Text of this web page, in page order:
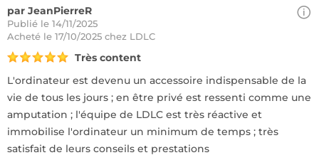
par JeanPierreR
Publié le 14/11/2025
Acheté le 17/10/2025 chez LDLC
Très content
L'ordinateur est devenu un accessoire indispensable de la
vie de tous les jours ; en être privé est ressenti comme une
amputation ; l'équipe de LDLC est très réactive et
immobilise l'ordinateur un minimum de temps ; très
satisfait de leurs conseils et prestations